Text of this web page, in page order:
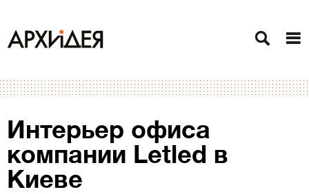
Интерьер офиса
компании Letled в
Киеве